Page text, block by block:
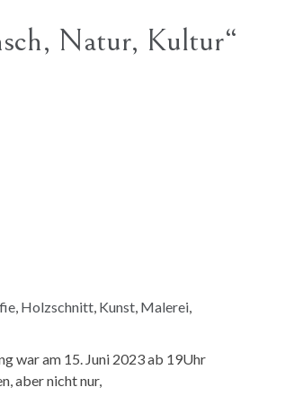
Natur, Kultur“
, Holzschnitt, Kunst, Malerei,
war am 15. Juni 2023 ab 19Uhr
aber nicht nur,